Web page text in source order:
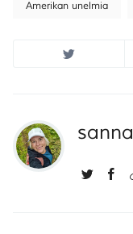
Amerikan unelmia
sanna